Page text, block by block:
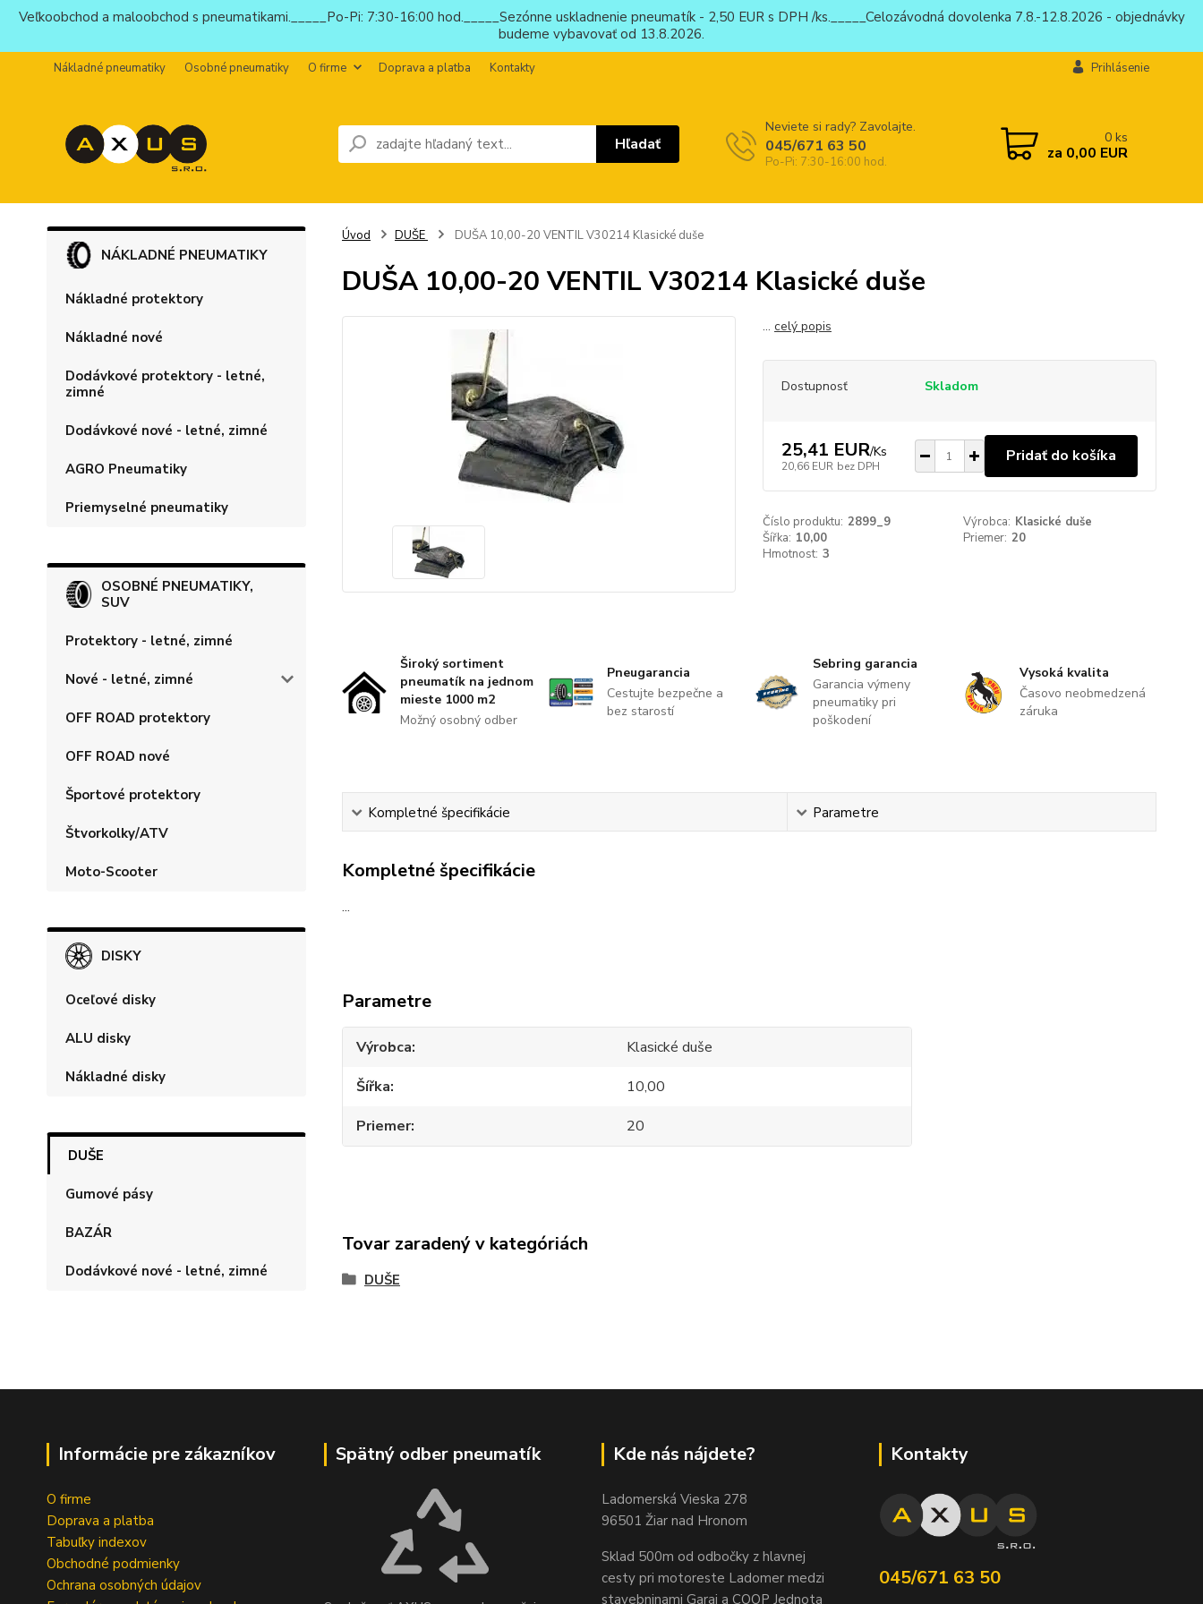
Veľkoobchod a maloobchod s pneumatikami._____Po-Pi: 7:30-16:00 hod._____Sezónne uskladnenie pneumatík - 2,50 EUR s DPH /ks._____Celozávodná dovolenka 7.8.-12.8.2026 - objednávky
budeme vybavovať od 13.8.2026.
Nákladné pneumatiky Osobné pneumatiky O firme Doprava a platba Kontakty Prihlásenie
Hľadať
Neviete si rady? Zavolajte.
045/671 63 50
Po-Pi: 7:30-16:00 hod.
0 ks
za 0,00 EUR
NÁKLADNÉ PNEUMATIKY
Nákladné protektory
Nákladné nové
Dodávkové protektory - letné,
zimné
Dodávkové nové - letné, zimné
AGRO Pneumatiky
Priemyselné pneumatiky
OSOBNÉ PNEUMATIKY,
SUV
Protektory - letné, zimné
Nové - letné, zimné
OFF ROAD protektory
OFF ROAD nové
Športové protektory
Štvorkolky/ATV
Moto-Scooter
DISKY
Oceľové disky
ALU disky
Nákladné disky
DUŠE
Gumové pásy
BAZÁR
Dodávkové nové - letné, zimné
Úvod DUŠE DUŠA 10,00-20 VENTIL V30214 Klasické duše
DUŠA 10,00-20 VENTIL V30214 Klasické duše
... celý popis
Dostupnosť Skladom
25,41 EUR/Ks
20,66 EUR bez DPH
Pridať do košíka
Číslo produktu: 2899_9 Výrobca: Klasické duše
Šířka: 10,00 Priemer: 20
Hmotnost: 3
Široký sortiment
pneumatík na jednom
mieste 1000 m2
Možný osobný odber
Pneugarancia
Cestujte bezpečne a
bez starostí
Sebring garancia
Garancia výmeny
pneumatiky pri
poškodení
Vysoká kvalita
Časovo neobmedzená
záruka
Kompletné špecifikácie Parametre
Kompletné špecifikácie
...
Parametre
Výrobca
Klasické duše
Šířka
10,00
Priemer
20
Tovar zaradený v kategóriách
DUŠE
Informácie pre zákazníkov
O firme
Doprava a platba
Tabuľky indexov
Obchodné podmienky
Ochrana osobných údajov
Spätný odber pneumatík Kde nás nájdete?
Ladomerská Vieska 278
96501 Žiar nad Hronom
Sklad 500m od odbočky z hlavnej
cesty pri motoreste Ladomer medzi
stavebninami Garaj a COOP Jednota
Kontakty
045/671 63 50